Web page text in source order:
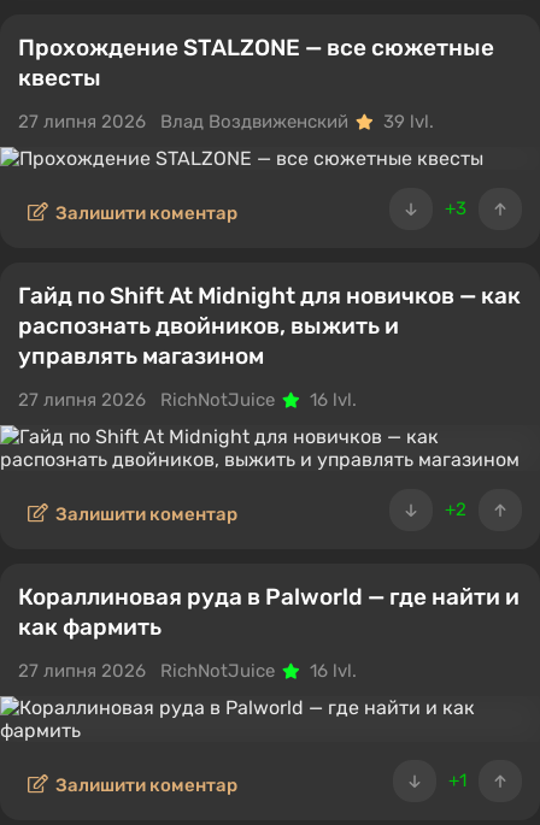
Прохождение STALZONE — все сюжетные
квесты
27 липня 2026 Влад Воздвиженский 39 lvl.
+3
Залишити коментар
Гайд по Shift At Midnight для новичков — как
распознать двойников, выжить и
управлять магазином
27 липня 2026 RichNotJuice 16 lvl.
+2
Залишити коментар
Кораллиновая руда в Palworld — где найти и
как фармить
27 липня 2026 RichNotJuice 16 lvl.
+1
Залишити коментар